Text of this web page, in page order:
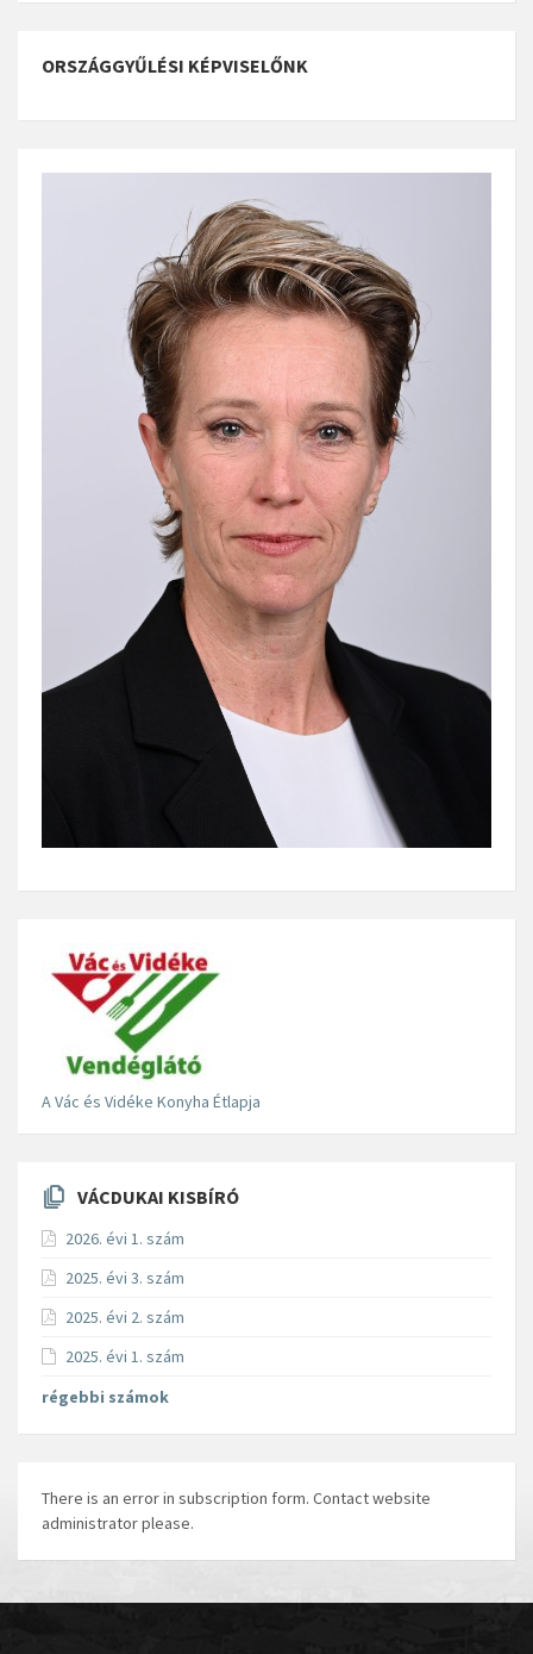
ORSZÁGGYŰLÉSI KÉPVISELŐNK
A Vác és Vidéke Konyha Étlapja
VÁCDUKAI KISBÍRÓ
2026. évi 1. szám
2025. évi 3. szám
2025. évi 2. szám
2025. évi 1. szám
régebbi számok
There is an error in subscription form. Contact website
administrator please.